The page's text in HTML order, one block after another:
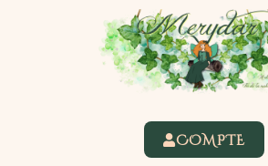
COMPTE